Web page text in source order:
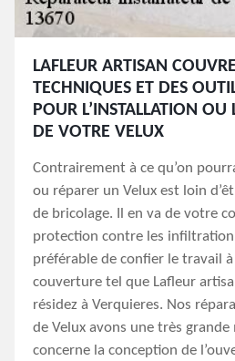
LAFLEUR ARTISAN
TECHNIQUES ET DES
POUR L’INSTALLATION OU
DE VOTRE VELUX
Contrairement à ce qu’on
ou réparer un Velux est loin
de bricolage. Il en va de votre
protection contre les infiltration
préférable de confier le travail
couverture tel que Lafleur
résidez à Verquieres. Nos
de Velux avons une très
concerne la conception de